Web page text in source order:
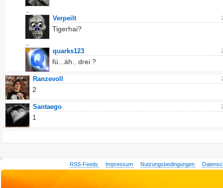
Verpeilt
Tigerhai?
quarks123
fü...äh.. drei ?
Ranzevoll
2
Santaego
1
RSS-Feeds Impressum Nutzungsbedingungen